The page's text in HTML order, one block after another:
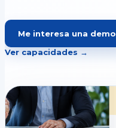
Me interesa una demo
Ver capacidades →